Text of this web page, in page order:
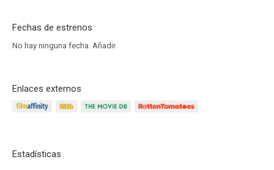
Fechas de estrenos
No hay ninguna fecha. Añadir
Enlaces externos
Estadísticas